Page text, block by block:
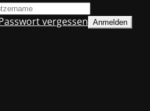
vergessen